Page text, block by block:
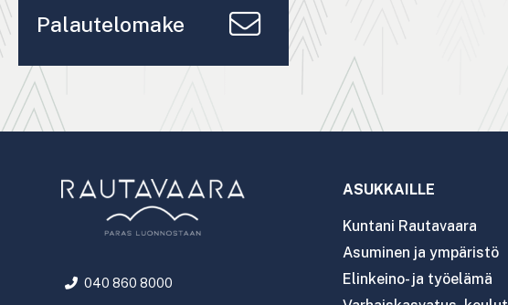
Palautelomake
040 860 8000
ASUKKAILLE
Kuntani Rautavaara
Asuminen ja ympäristö
Elinkeino- ja työelämä